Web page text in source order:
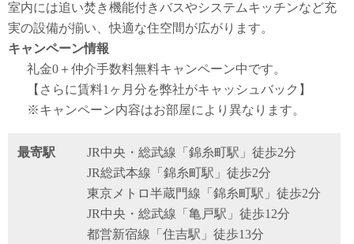
室内には追い焚き機能付きバスやシステムキッチンなど充
実の設備が揃い、快適な住空間が広がります。
キャンペーン情報
礼金0 ＋仲介手数料無料キャンペーン中です。
【さらに賃料1ヶ月分を弊社がキャッシュバック】
※キャンペーン内容はお部屋により異なります。
最寄駅
JR中央・総武線「錦糸町駅」徒歩2分
JR総武本線「錦糸町駅」徒歩2分
東京メトロ半蔵門線「錦糸町駅」徒歩2分
JR中央・総武線「亀戸駅」徒歩12分
都営新宿線「住吉駅」徒歩13分